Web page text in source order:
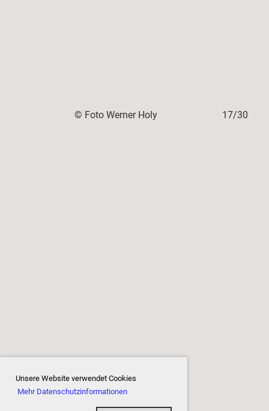
Unsere Website verwendet Cookies
Mehr Datenschutzinformationen
© Foto Werner Holy 17/30